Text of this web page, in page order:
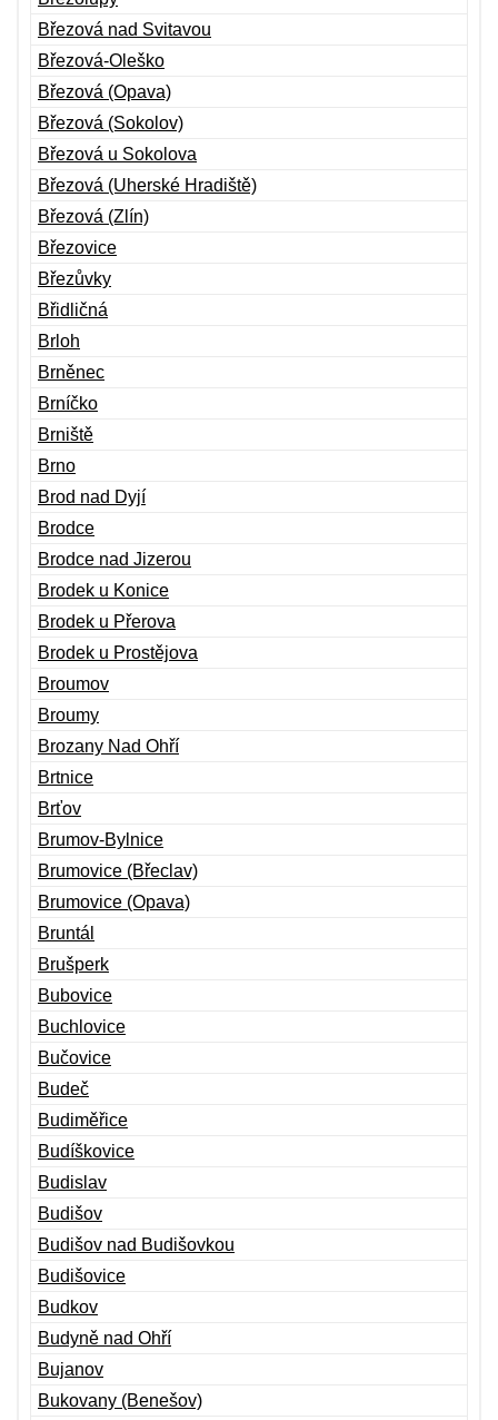
Březová nad Svitavou
Březová-Oleško
Březová (Opava)
Březová (Sokolov)
Březová u Sokolova
Březová (Uherské Hradiště)
Březová (Zlín)
Březovice
Březůvky
Břidličná
Brloh
Brněnec
Brníčko
Brniště
Brno
Brod nad Dyjí
Brodce
Brodce nad Jizerou
Brodek u Konice
Brodek u Přerova
Brodek u Prostějova
Broumov
Broumy
Brozany Nad Ohří
Brtnice
Brťov
Brumov-Bylnice
Brumovice (Břeclav)
Brumovice (Opava)
Bruntál
Brušperk
Bubovice
Buchlovice
Bučovice
Budeč
Budiměřice
Budíškovice
Budislav
Budišov
Budišov nad Budišovkou
Budišovice
Budkov
Budyně nad Ohří
Bujanov
Bukovany (Benešov)